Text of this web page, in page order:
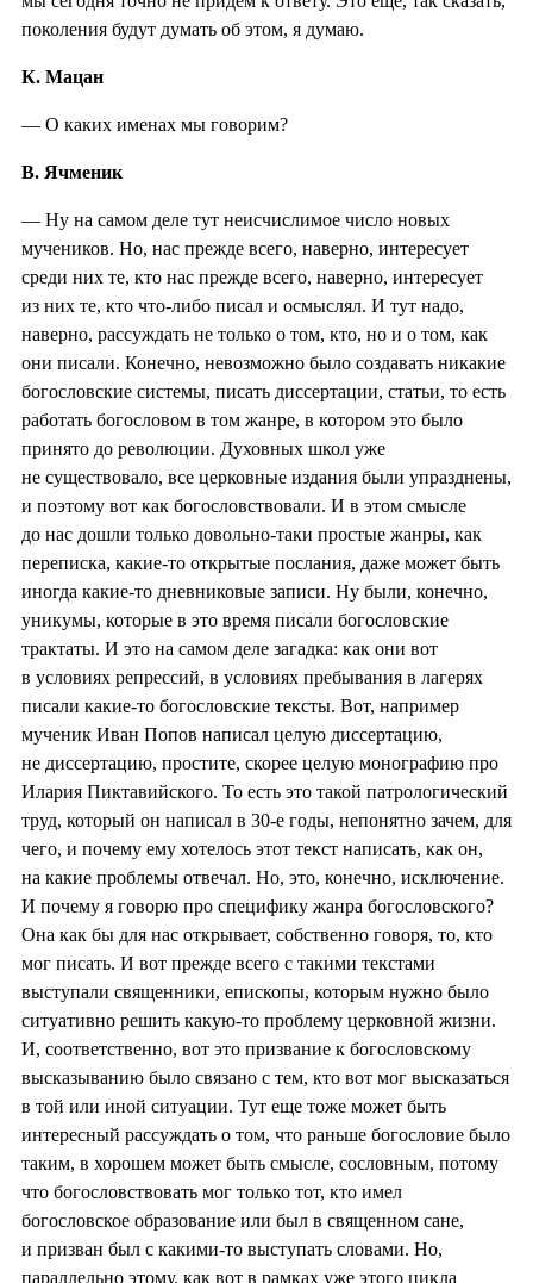
поколения будут думать об этом, я думаю.
К. Мацан
— О каких именах мы говорим?
В. Ячменик
— Ну на самом деле тут неисчислимое число новых
мучеников. Но, нас прежде всего, наверно, интересует
среди них те, кто нас прежде всего, наверно, интересует
из них те, кто что-либо писал и осмыслял. И тут надо,
наверно, рассуждать не только о том, кто, но и о том, как
они писали. Конечно, невозможно было создавать никакие
богословские системы, писать диссертации, статьи, то есть
работать богословом в том жанре, в котором это было
принято до революции. Духовных школ уже
не существовало, все церковные издания были упразднены,
и поэтому вот как богословствовали. И в этом смысле
до нас дошли только довольно-таки простые жанры, как
переписка, какие-то открытые послания, даже может быть
иногда какие-то дневниковые записи. Ну были, конечно,
уникумы, которые в это время писали богословские
трактаты. И это на самом деле загадка: как они вот
в условиях репрессий, в условиях пребывания в лагерях
писали какие-то богословские тексты. Вот, например
мученик Иван Попов написал целую диссертацию,
не диссертацию, простите, скорее целую монографию про
Илария Пиктавийского. То есть это такой патрологический
труд, который он написал в 30-е годы, непонятно зачем, для
чего, и почему ему хотелось этот текст написать, как он,
на какие проблемы отвечал. Но, это, конечно, исключение.
И почему я говорю про специфику жанра богословского?
Она как бы для нас открывает, собственно говоря, то, кто
мог писать. И вот прежде всего с такими текстами
выступали священники, епископы, которым нужно было
ситуативно решить какую-то проблему церковной жизни.
И, соответственно, вот это призвание к богословскому
высказыванию было связано с тем, кто вот мог высказаться
в той или иной ситуации. Тут еще тоже может быть
интересный рассуждать о том, что раньше богословие было
таким, в хорошем может быть смысле, сословным, потому
что богословствовать мог только тот, кто имел
богословское образование или был в священном сане,
и призван был с какими-то выступать словами. Но,
параллельно этому, как вот в рамках уже этого цикла